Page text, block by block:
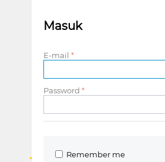
Masuk
E-mail
Password
Remember me